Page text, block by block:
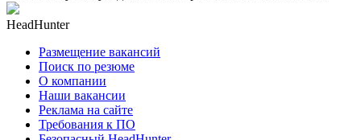
HeadHunter
Размещение вакансий
Поиск по резюме
О компании
Наши вакансии
Реклама на сайте
Требования к ПО